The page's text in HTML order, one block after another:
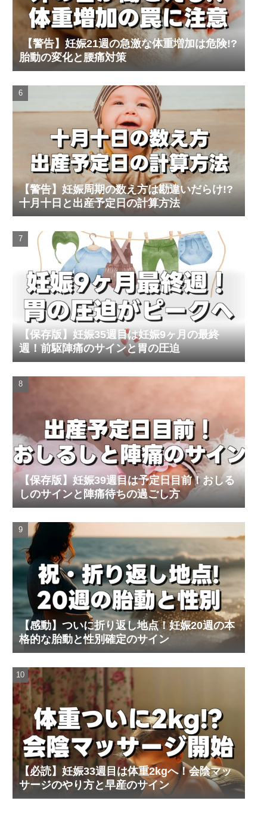
【警告】妊娠21週の急激な体重増加は危険!?
胎動の変化と腰痛対策
【警告】妊娠周期の数え方は勘違いだらけ!?
十月十日と出産予定日の計算方法
【保存版】妊娠35週目は妊娠9ヶ月の最終
週！前駆陣痛のサインと胃の圧迫
【保存版】妊娠39週目は予定日目前！おしる
しのサインと陣痛待ちの過ごし方
【感動】ついに折り返し地点！妊娠20週の本
格的な胎動と性別確定のサイン
【必読】妊娠33週目は体重2kgへ！会陰マッ
サージのやり方と早産のサイン